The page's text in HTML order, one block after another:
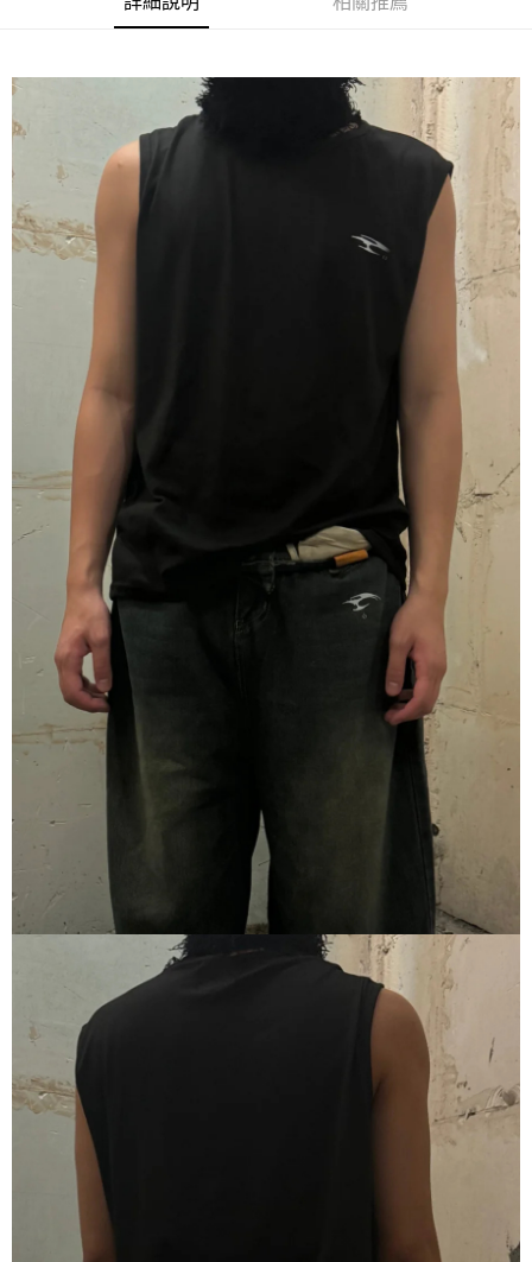
AFTEE先享後付是「在收到商品之後才付款」的支付方式。 讓您購物簡單
２．便利：只要手機號碼，簡訊認證，即可結帳。
３．安心：先確認商品／服務後，再付款。
【「AFTEE先享後付」結帳流程】
１．於結帳方式選擇「AFTEE先享後付」後，將跳轉至「AFTEE先享後付」
結帳頁面，進行簡訊認證並確認金額後，即可完成結帳。
２．訂單成立數日內，您將收到繳費通知簡訊。
３．收到繳費通知簡訊後14天內，點擊此簡訊中的連結，可透過四大超商／
ATM／網路銀行／等多元方式進行付款，方視為交易完成。
※ 請注意：結帳手續完成當下不需立刻繳費，但若您需要取消訂單，請聯絡
購買商品的店家。未經商家同意取消之訂單仍視為有效，需透過AFTEE先享
※ 交易是否成功請以「AFTEE先享後付 」之結帳頁面顯示為準，若有關於
是否繳費成功／繳費後需取消欲退款等相關疑問，請聯繫「AFTEE先享後付
客戶支援中心」
【注意事項】
１．透過由恩沛科技股份有限公司提供之「AFTEE先享後付」服務完成之交
易，需依本服務之必要範圍內提供個人資料，並將交易相關給付款項請求債
權轉讓予恩沛科技股份有限公司。
２．關於個人資料處理事宜，請瀏覽以下網址：
https://aftee.tw/terms/#terms3
３．未成年的使用者請事先徵得法定代理人或監護人之同意方可使用
「AFTEE先享後付」，若未經同意申辦者引起之損失，本公司不負相關責
４．使用「AFTEE先享後付」時，將依據個別帳號之用戶狀況，依本公司即
時審查核予不同之上限額度；若仍有額度不足之情形，本公司將視審查結果
請求用戶進行身份認證。
５．嚴禁一人註冊多個帳號或使用他人資訊註冊。若發現惡意使用之情形，
恩沛科技股份有限公司將有權停止該用戶之使用額度並採取法律行動。
每筆NT$60，滿NT$1,500(含以上)免運費
7-11取貨付款
每筆NT$60，滿NT$1,500(含以上)免運費
順豐速運宅配
每筆NT$100，滿NT$2,000(含以上)免運費